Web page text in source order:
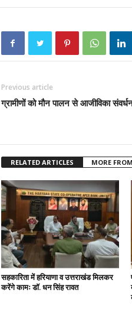
Previous article
ग्रामीणों को मौन पालन से आजीविका
RELATED ARTICLES MORE
सहकारिता में हरियाणा व उत्तराखंड मिलकर
करेंगे कामः डाॅ. धन सिंह रावत